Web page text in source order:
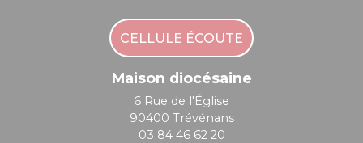
CELLULE ÉCOUTE
Maison diocésaine
6 Rue de l'Église
90400 Trévénans
03 84 46 62 20